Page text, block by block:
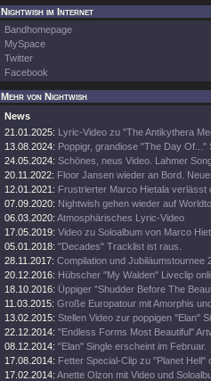
Nightwish im Internet
Bandhomepage
MySpace
Twitter
Facebook
Mehr von Nightwish
News
21.01.2025: Lyric-Video zu "The Antikythera
13.08.2024: Poppigr, grandiose "The Day Of..."
24.05.2024: Schönes, neus Video. Lahmer
20.11.2022: Floor Jansen wieder an Bord.
12.01.2021: Frustrierter Marco Hietala verlässt
07.09.2020: Nightwish gehen wieder auf
06.03.2020: Atmosphärisches Lyric-Video
17.05.2019: Video zu Soloalbum von Marco
05.01.2018: "Decades" Tracklist ist raus.
28.11.2017: Compilation und Jubiläumstournee
20.12.2016: Hübscher "My Walden" Liveclip
18.10.2016: Üppiger "Shudder Before The
11.03.2015: Große Europatour mit Amorphis
13.02.2015: Stellen Video zur poppigen "Elan"
22.12.2014: "Endless Forms Most Beautiful"
08.12.2014: "Elan" Single erscheint im Februar.
17.08.2014: Fetter Special-Clip zu "Planet Hell"
17.02.2014: Anette Olzon mit Video und